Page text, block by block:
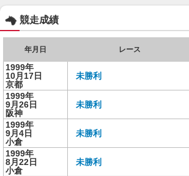
競走成績
年月日 レース
1999年
10月17日
京都
未勝利
1999年
9月26日
阪神
未勝利
1999年
9月4日
小倉
未勝利
1999年
8月22日
小倉
未勝利